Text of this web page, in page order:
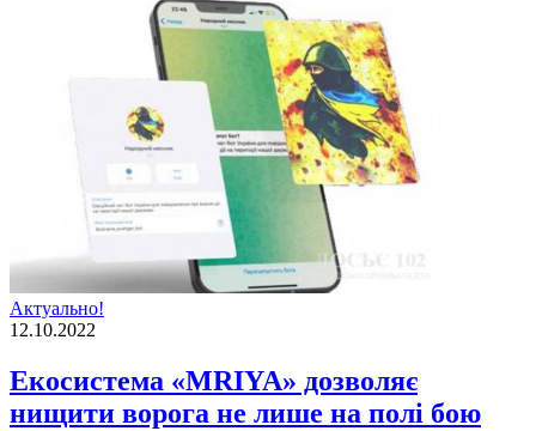
Актуально!
12.10.2022
Екосистема «MRIYA» дозволяє
нищити ворога не лише на полі бою